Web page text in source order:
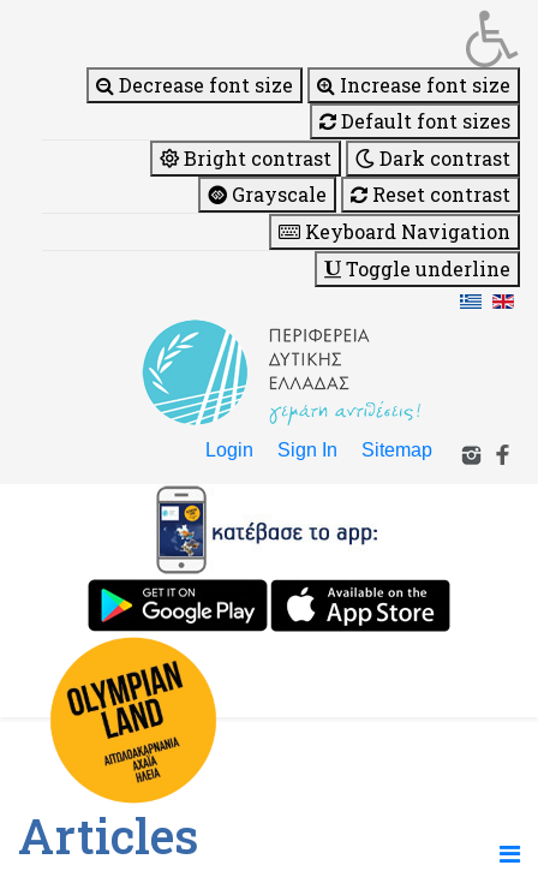
Decrease font size
Increase font size
Default font sizes
Bright contrast
Dark contrast
Grayscale
Reset contrast
Keyboard Navigation
Toggle underline
Login Sign In Sitemap
Articles